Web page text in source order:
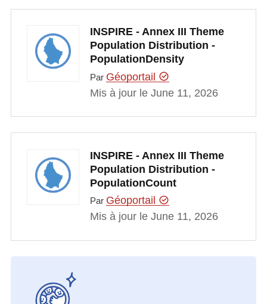
INSPIRE - Annex III Theme
Population Distribution -
PopulationDensity
Par Géoportail
Mis à jour le June 11, 2026
INSPIRE - Annex III Theme
Population Distribution -
PopulationCount
Par Géoportail
Mis à jour le June 11, 2026